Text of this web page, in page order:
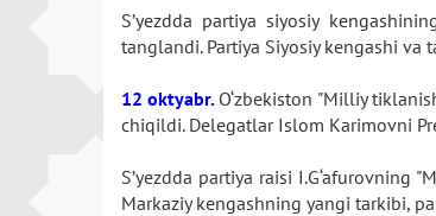
S’yezdda partiya siyosiy
tanglandi. Partiya Siyosiy kengashi va
12 oktyabr. O‘zbekiston "Milliy
chiqildi. Delegatlar Islom Karimovni
S’yezdda partiya raisi
Markaziy kengashning yangi tarkibi,